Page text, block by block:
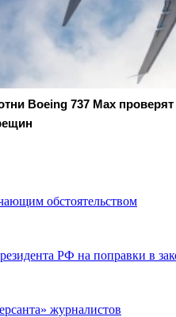
Boeing 737 Max
обстоятельством
РФ на поправки в
журналистов